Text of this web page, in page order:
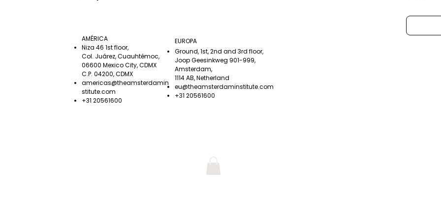
AMÉRICA
Niza 46 1st floor,
Col. Juárez, Cuauhtémoc,
06600 Mexico City, CDMX
C.P. 04200, CDMX
americas@theamsterdamin
stitute.com
+31 20561600
EUROPA
Ground, 1st, 2nd and 3rd floor,
Joop Geesinkweg 901-999,
Amsterdam,
1114 AB, Netherland
eu@theamsterdaminstitute.com
+31 20561600